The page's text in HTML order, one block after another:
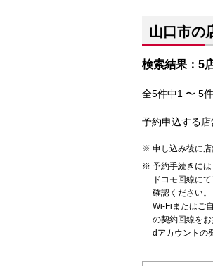
山口市の
検索結果：5
全5件中1 〜 5
予約申込する店
申し込み後に店
予約手続きには
ドコモ回線に
確認ください。
Wi-Fiまたはご
の契約回線を
dアカウントの